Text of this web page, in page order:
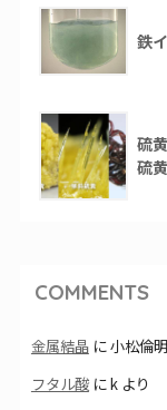
鉄
硫
硫
COMMENTS
金属結晶に小松倫明
フタル酸にkより